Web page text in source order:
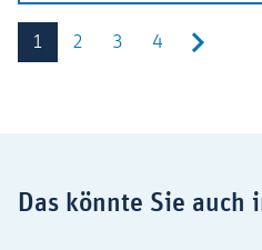
1 2 3 4
Das könnte Sie auch